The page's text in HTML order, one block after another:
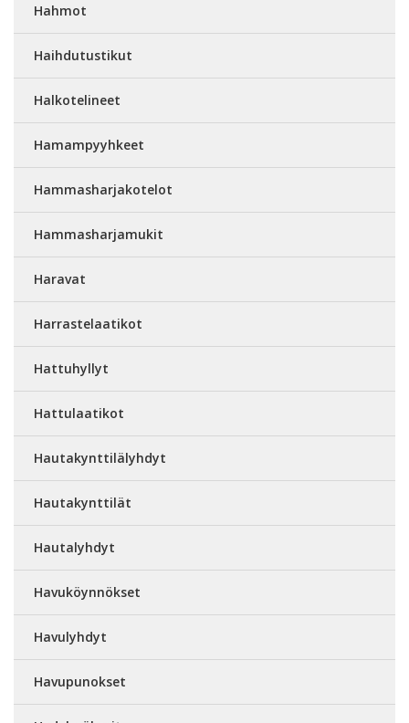
Hahmot
Haihdutustikut
Halkotelineet
Hamampyyhkeet
Hammasharjakotelot
Hammasharjamukit
Haravat
Harrastelaatikot
Hattuhyllyt
Hattulaatikot
Hautakynttilälyhdyt
Hautakynttilät
Hautalyhdyt
Havuköynnökset
Havulyhdyt
Havupunokset